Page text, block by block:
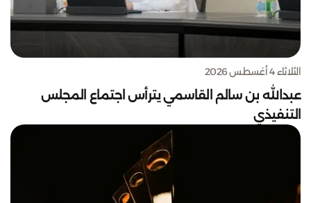
الثلاثاء 4 أغسطس 2026
عبدالله بن سالم القاسمي يترأس اجتماع المجلس
التنفيذي